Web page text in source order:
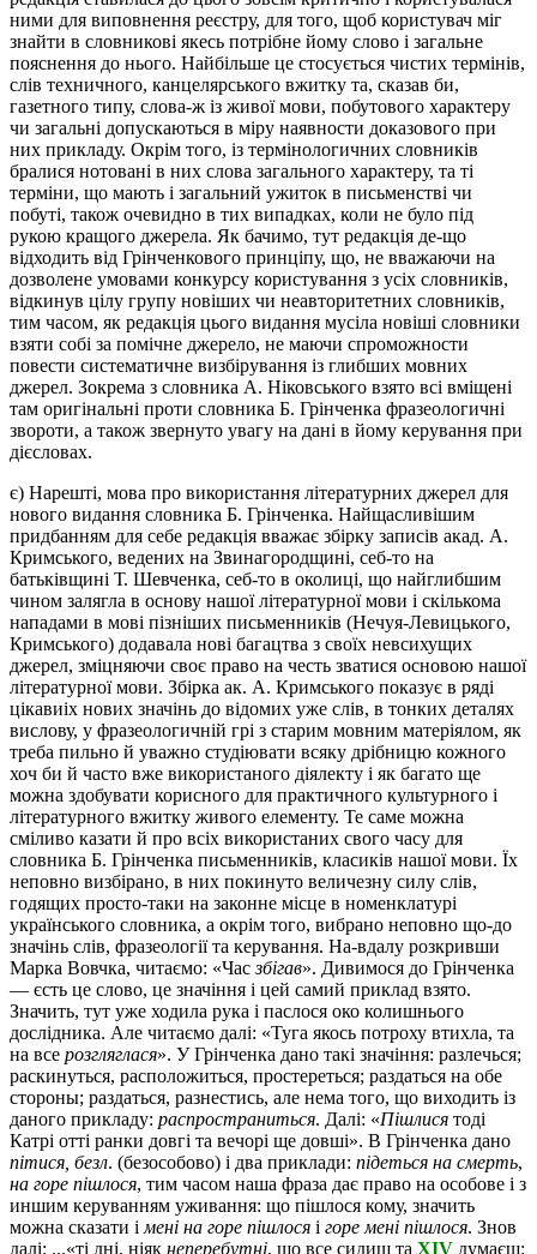
ними для виповнення реєстру, для того, щоб користувач міг
знайти в словникові якесь потрібне йому слово і загальне
пояснення до нього. Найбільше це стосується чистих термінів,
слів техничного, канцелярського вжитку та, сказав би,
газетного типу, слова-ж із живої мови, побутового характеру
чи загальні допускаються в міру наявности доказового при
них прикладу. Окрім того, із термінологичних словників
бралися нотовані в них слова загального характеру, та ті
терміни, що мають і загальний ужиток в письменстві чи
побуті, також очевидно в тих випадках, коли не було під
рукою кращого джерела. Як бачимо, тут редакція де-що
відходить від Грінченкового принціпу, що, не вважаючи на
дозволене умовами конкурсу користування з усіх словників,
відкинув цілу групу новіших чи неавторитетних словників,
тим часом, як редакція цього видання мусіла новіші словники
взяти собі за помічне джерело, не маючи спроможности
повести систематичне визбірування із глибших мовних
джерел. Зокрема з словника А. Ніковського взято всі вміщені
там оригінальні проти словника Б. Грінченка фразеологичні
звороти, а також звернуто увагу на дані в йому керування при
дієсловах.
є) Нарешті, мова про використання літературних джерел для
нового видання словника Б. Грінченка. Найщасливішим
придбанням для себе редакція вважає збірку записів акад. А.
Кримського, ведених на Звинагородщині, себ-то на
батьківщині Т. Шевченка, себ-то в околиці, що найглибшим
чином залягла в основу нашої літературної мови і скількома
нападами в мові пізніших письменників (Нечуя-Левицького,
Кримського) додавала нові багацтва з своїх невсихущих
джерел, зміцняючи своє право на честь зватися основою нашої
літературної мови. Збірка ак. А. Кримського показує в ряді
цікавиіх нових значінь до відомих уже слів, в тонких деталях
вислову, у фразеологичній грі з старим мовним матеріялом, як
треба пильно й уважно студіювати всяку дрібницю кожного
хоч би й часто вже використаного діялекту і як багато ще
можна здобувати корисного для практичного культурного і
літературного вжитку живого елементу. Те саме можна
сміливо казати й про всіх використаних свого часу для
словника Б. Грінченка письменників, класиків нашої мови. Їх
неповно визбірано, в них покинуто величезну силу слів,
годящих просто-таки на законне місце в номенклатурі
українського словника, а окрім того, вибрано неповно що-до
значінь слів, фразеології та керування. На-вдалу розкривши
Марка Вовчка, читаємо: «Часзбігав». Дивимося до Грінченка
— єсть це слово, це значіння і цей самий приклад взято.
Значить, тут уже ходила рука і паслося око колишнього
дослідника. Але читаємо далі: «Туга якось потроху втихла, та
на все розгляглася». У Грінченка дано такі значіння: разлечься;
раскинуться, расположиться, простереться; раздаться на обе
стороны; раздаться, разнестись, але нема того, що виходить із
даного прикладу: распространиться. Далі: «Пішлися тоді
Катрі отті ранки довгі та вечорі ще довші». В Грінченка дано
пітися, безл. (безособово) і два приклади: підеться на смерть,
на горе пішлося, тим часом наша фраза дає право на особове і з
иншим керуванням уживання: що пішлося кому, значить
можна сказати і мені на горе пішлося і горе мені пішлося. Знов
далі: ...«ті дні, ніяк неперебутні, що все сидиш та XIV думаєш: